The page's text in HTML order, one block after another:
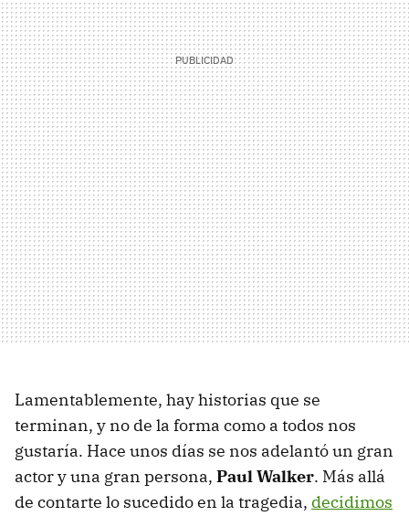
Lamentablemente, hay historias que se
terminan, y no de la forma como a todos nos
gustaría. Hace unos días se nos adelantó un gran
actor y una gran persona, Paul Walker. Más allá
de contarte lo sucedido en la tragedia, decidimos